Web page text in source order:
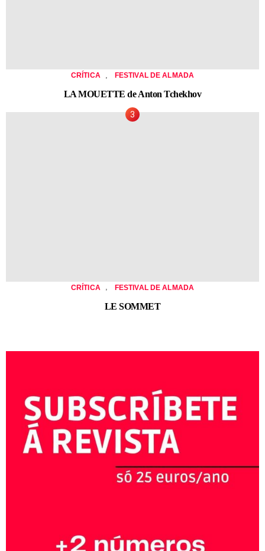
CRÍTICA FESTIVAL DE ALMADA
LA MOUETTE de Anton Tchekhov
CRÍTICA , FESTIVAL DE ALMADA
LE SOMMET